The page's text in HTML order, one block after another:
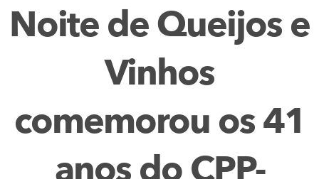
Noite de Queijos e
Vinhos
comemorou os 41